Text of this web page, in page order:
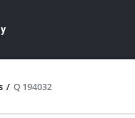
/ Q 194032